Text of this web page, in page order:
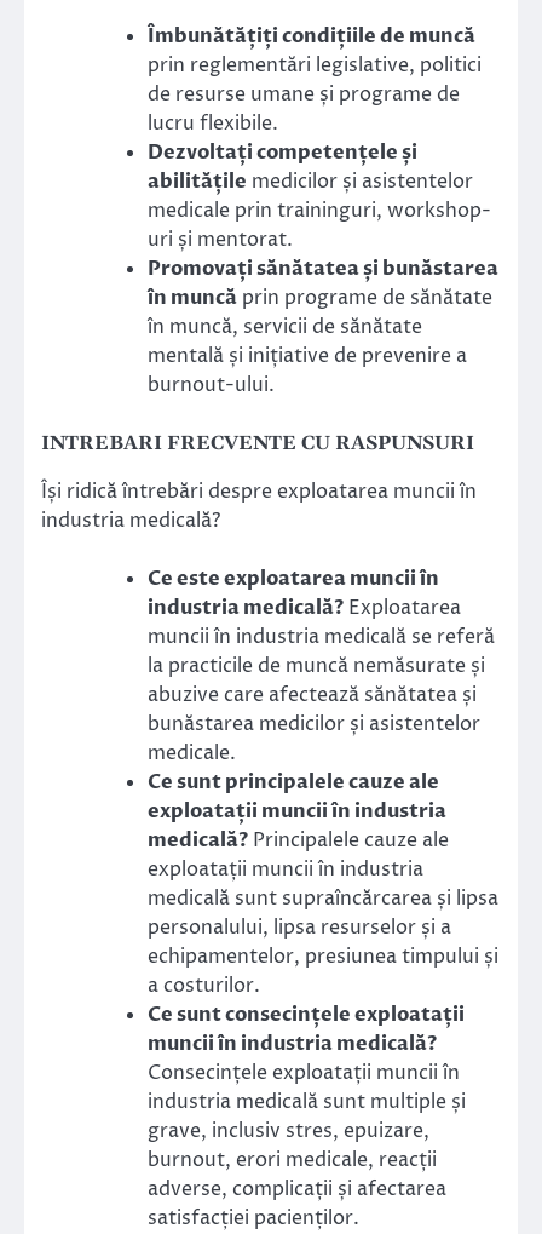
Îmbunătățiți condițiile de muncă
prin reglementări legislative, politici
de resurse umane și programe de
lucru flexibile.
Dezvoltați competențele și
abilitățile medicilor și asistentelor
medicale prin traininguri, workshop-
uri și mentorat.
Promovați sănătatea și bunăstarea
în muncă prin programe de sănătate
în muncă, servicii de sănătate
mentală și inițiative de prevenire a
burnout-ului.
INTREBARI FRECVENTE CU RASPUNSURI
Își ridică întrebări despre exploatarea muncii în
industria medicală?
Ce este exploatarea muncii în
industria medicală? Exploatarea
muncii în industria medicală se referă
la practicile de muncă nemăsurate și
abuzive care afectează sănătatea și
bunăstarea medicilor și asistentelor
medicale.
Ce sunt principalele cauze ale
exploatații muncii în industria
medicală? Principalele cauze ale
exploatații muncii în industria
medicală sunt supraîncărcarea și lipsa
personalului, lipsa resurselor și a
echipamentelor, presiunea timpului și
a costurilor.
Ce sunt consecințele exploatații
muncii în industria medicală?
Consecințele exploatații muncii în
industria medicală sunt multiple și
grave, inclusiv stres, epuizare,
burnout, erori medicale, reacții
adverse, complicații și afectarea
satisfacției pacienților.